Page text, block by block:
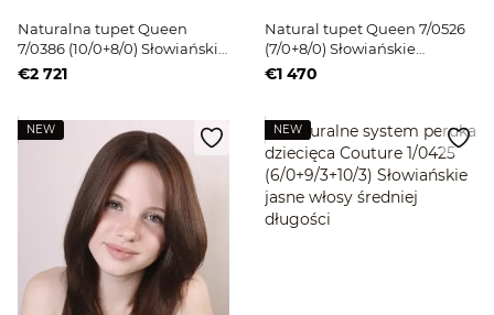
Naturalna tupet Queen
7/0386 (10/0+8/0) Słowiańskie
blond włosy średniej
€2 721
Natural tupet Queen 7/0526
(7/0+8/0) Słowiańskie
jasnobrązowe długie włosy
€1 470
NEW NEW